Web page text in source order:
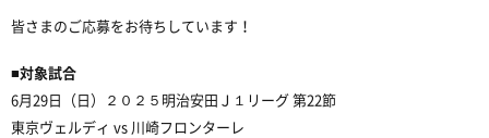
皆さまのご応募をお待ちしています！
■対象試合
6月29日（日）２０２５明治安田Ｊ１リーグ 第22節
東京ヴェルディ vs 川崎フロンターレ